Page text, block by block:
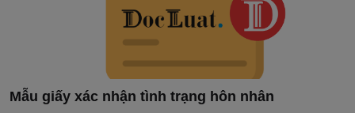
Mẫu giấy xác nhận tình trạng hôn nhân